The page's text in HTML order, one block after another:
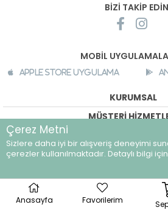
BİZİ TAKİP EDİN
MOBİL
Apple Store Uygulama
KURUMSAL
MÜŞTERİ
©breeze.com.tr - Tüm
Anasayfa Favorilerim
Çerez Metni
Sizlere daha iyi bir alışveriş deneyimi
çerezler kullanılmaktadır. Detaylı bilgi için